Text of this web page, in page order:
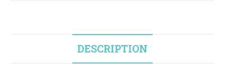
DESCRIPTION